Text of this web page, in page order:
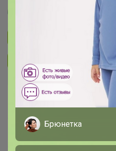
394
Подписаться на организатора
В архиве
—
Ожидание
Брюнетка